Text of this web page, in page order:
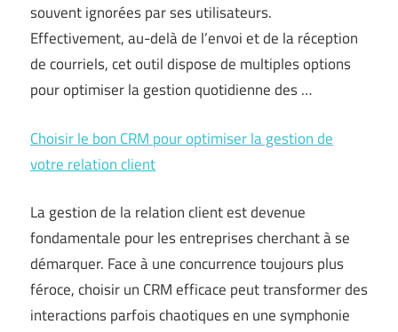
souvent ignorées par ses utilisateurs.
Effectivement, au-delà de l’envoi et de la réception
de courriels, cet outil dispose de multiples options
pour optimiser la gestion quotidienne des …
Choisir le bon CRM pour optimiser la gestion de
votre relation client
La gestion de la relation client est devenue
fondamentale pour les entreprises cherchant à se
démarquer. Face à une concurrence toujours plus
féroce, choisir un CRM efficace peut transformer des
interactions parfois chaotiques en une symphonie